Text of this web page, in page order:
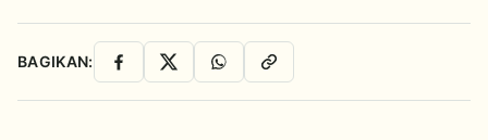
BAGIKAN: Facebook
X WhatsAppSalin Link